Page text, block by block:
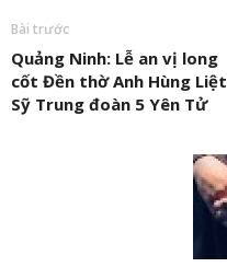
Bài trước
Quảng Ninh: Lễ an vị long
cốt Đền thờ Anh Hùng Liệt
Sỹ Trung đoàn 5 Yên Tử